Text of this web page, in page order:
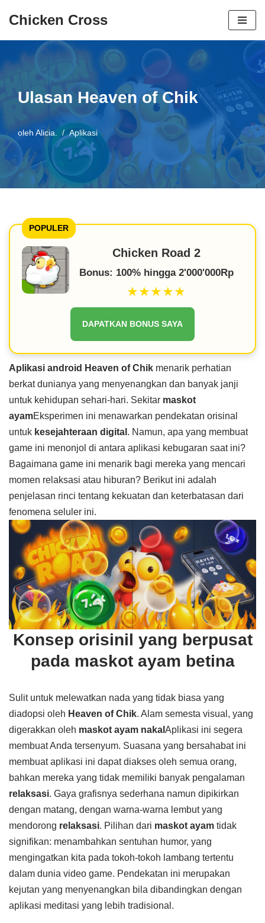
konten
Chicken Cross
Ulasan Heaven of Chik
oleh Alicia. Aplikasi
POPULER
Chicken Road 2
Bonus: 100% hingga 2'000'000Rp
★★★★★
DAPATKAN BONUS SAYA
Aplikasi android Heaven of Chik menarik perhatian
berkat dunianya yang menyenangkan dan banyak janji
untuk kehidupan sehari-hari. Sekitar maskot
ayamEksperimen ini menawarkan pendekatan orisinal
untuk kesejahteraan digital . Namun, apa yang membuat
game ini menonjol di antara aplikasi kebugaran saat ini?
Bagaimana game ini menarik bagi mereka yang mencari
momen relaksasi atau hiburan? Berikut ini adalah
penjelasan rinci tentang kekuatan dan keterbatasan dari
fenomena seluler ini.
Konsep orisinil yang berpusat
pada maskot ayam betina
Sulit untuk melewatkan nada yang tidak biasa yang
diadopsi oleh Heaven of Chik. Alam semesta visual, yang
digerakkan oleh maskot ayam nakal Aplikasi ini segera
membuat Anda tersenyum. Suasana yang bersahabat ini
membuat aplikasi ini dapat diakses oleh semua orang,
bahkan mereka yang tidak memiliki banyak pengalaman
relaksasi. Gaya grafisnya sederhana namun dipikirkan
dengan matang, dengan warna-warna lembut yang
mendorong relaksasi. Pilihan dari maskot ayam tidak
signifikan: menambahkan sentuhan humor, yang
mengingatkan kita pada tokoh-tokoh lambang tertentu
dalam dunia video game. Pendekatan ini merupakan
kejutan yang menyenangkan bila dibandingkan dengan
aplikasi meditasi yang lebih tradisional.